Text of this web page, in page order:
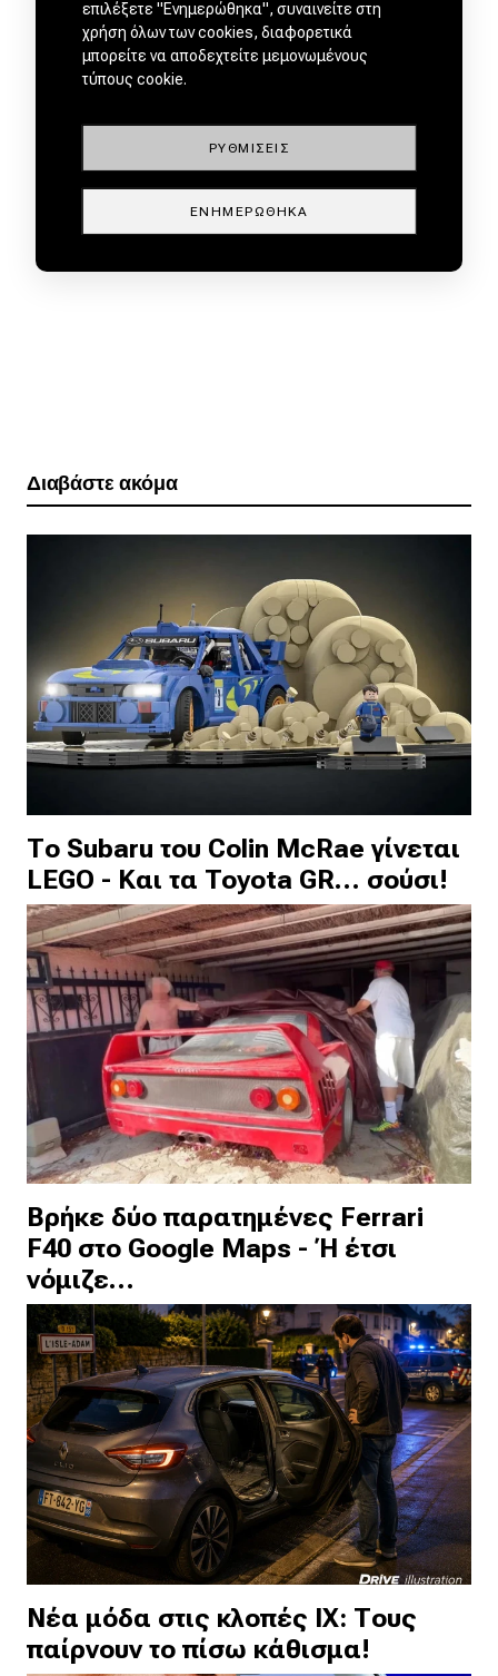
Διαβάστε ακόμα
Το Subaru του Colin McRae γίνεται
LEGO - Και τα Toyota GR… σούσι!
Βρήκε δύο παρατημένες Ferrari
F40 στο Google Maps - Ή έτσι
νόμιζε…
Νέα μόδα στις κλοπές ΙΧ: Τους
παίρνουν το πίσω κάθισμα!
επιλέξετε "Ενημερώθηκα", συναινείτε στη
χρήση όλων των cookies, διαφορετικά
μπορείτε να αποδεχτείτε μεμονωμένους
τύπους cookie.
ΡΥΘΜΊΣΕΙΣ
ΕΝΗΜΕΡΏΘΗΚΑ